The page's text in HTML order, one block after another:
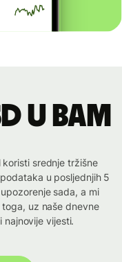
u BAM
srednje tržišne
u posljednjih 5
sada, a mi
uz naše dnevne
vijesti.